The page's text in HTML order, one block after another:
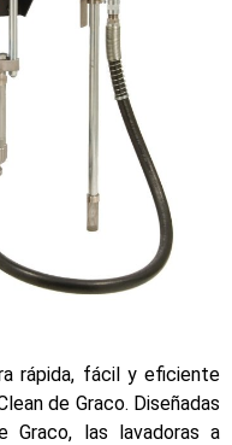
rápida, fácil y eficiente
de Graco. Diseñadas
las lavadoras a